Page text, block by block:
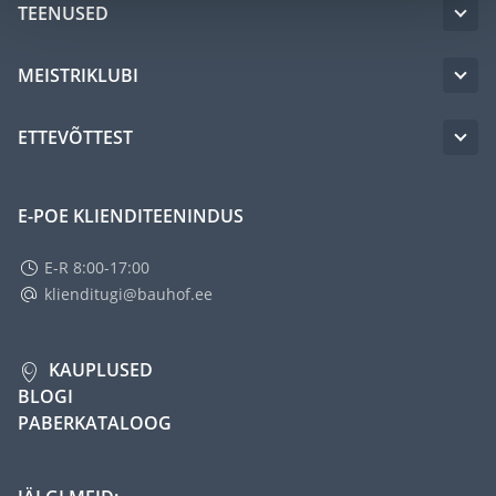
TEENUSED
MEISTRIKLUBI
ETTEVÕTTEST
E-POE KLIENDITEENINDUS
E-R 8:00-17:00
klienditugi@bauhof.ee
KAUPLUSED
BLOGI
PABERKATALOOG